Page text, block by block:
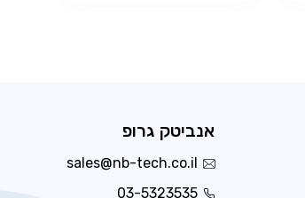
אנביטק גרופ
sales@nb-tech.co.il
03-5323535